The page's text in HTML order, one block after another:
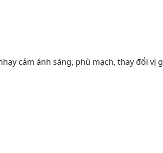
cảm ánh sáng, phù mạch, thay đổi vị